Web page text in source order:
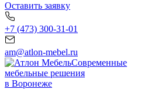
Оставить заявку
+7 (473) 300-31-01
am@atlon-mebel.ru
Современные
мебельные решения
в Воронеже